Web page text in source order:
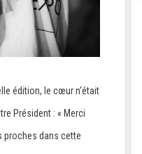
édition, le cœur n’était
Président : « Merci
proches dans cette